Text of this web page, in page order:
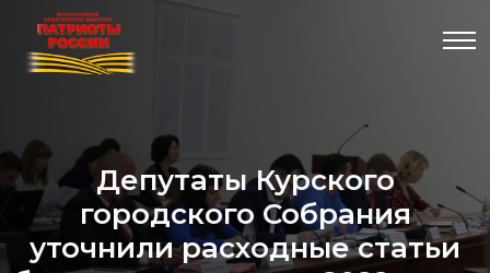
Депутаты Курского
городского Собрания
уточнили расходные статьи